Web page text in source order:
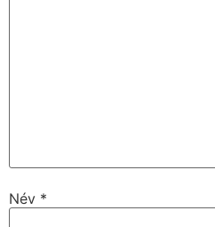
Név *